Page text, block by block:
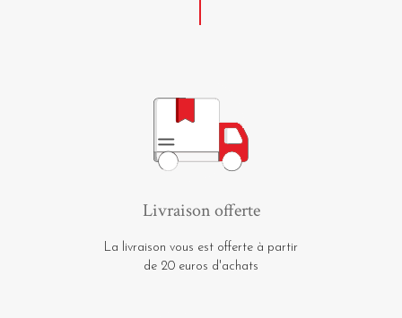
Livraison offerte
La livraison vous est offerte à partir
de 20 euros d'achats